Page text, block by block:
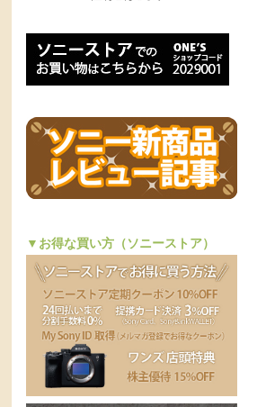
▼お得な買い方（ソニーストア）